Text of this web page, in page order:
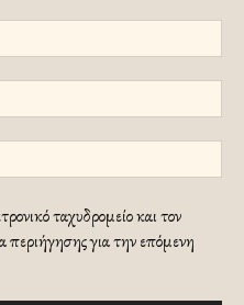
ταχυδρομείο και τον
περιήγησης για την επόμενη